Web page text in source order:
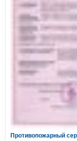
Противопожарный